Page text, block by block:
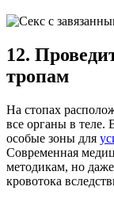
12.
тропам
На стопах
все органы в теле.
особые зоны для
Современная
методикам, но
кровотока